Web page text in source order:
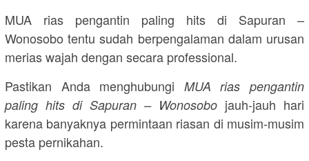
MUA rias pengantin paling hits di Sapuran –
Wonosobo tentu sudah berpengalaman dalam urusan
merias wajah dengan secara professional.
Pastikan Anda menghubungi MUA rias pengantin
paling hits di Sapuran – Wonosobo jauh-jauh hari
karena banyaknya permintaan riasan di musim-musim
pesta pernikahan.